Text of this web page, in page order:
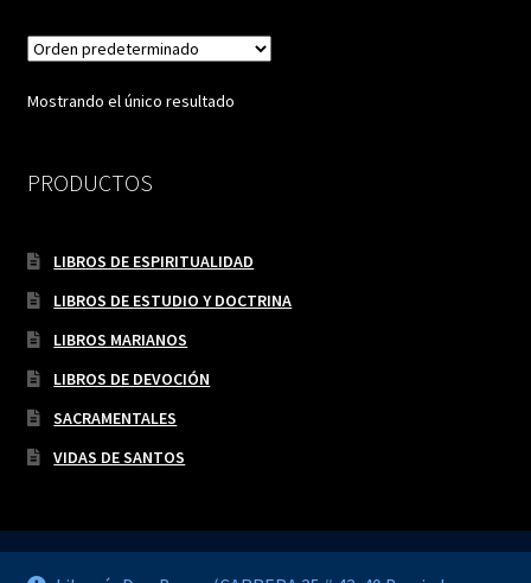
Mostrando el único resultado
PRODUCTOS
LIBROS DE ESPIRITUALIDAD
LIBROS DE ESTUDIO Y DOCTRINA
LIBROS MARIANOS
LIBROS DE DEVOCIÓN
SACRAMENTALES
VIDAS DE SANTOS